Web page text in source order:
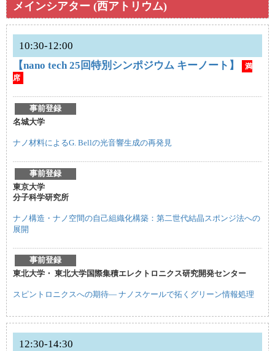
メインシアター (西アトリウム)
10:30-12:00
【nano tech 25回特別シンポジウム キーノート】
満
席
事前登録
名城大学
ナノ材料によるG. Bellの光音響生成の再発見
事前登録
東京大学
分子科学研究所
ナノ構造・ナノ空間の自己組織化構築：第二世代結晶スポンジ法への
展開
事前登録
東北大学・ 東北大学国際集積エレクトロニクス研究開発センター
スピントロニクスへの期待― ナノスケールで拓くグリーン情報処理
12:30-14:30